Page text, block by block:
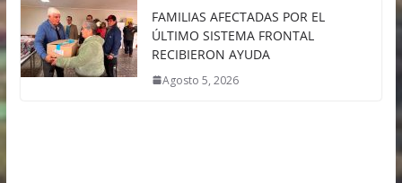
FAMILIAS AFECTADAS POR EL
ÚLTIMO SISTEMA FRONTAL
RECIBIERON AYUDA
Agosto 5, 2026